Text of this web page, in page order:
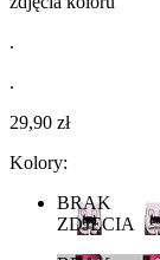
.
.
29,90 zł
Kolory:
BRAK
ZDJĘCIA